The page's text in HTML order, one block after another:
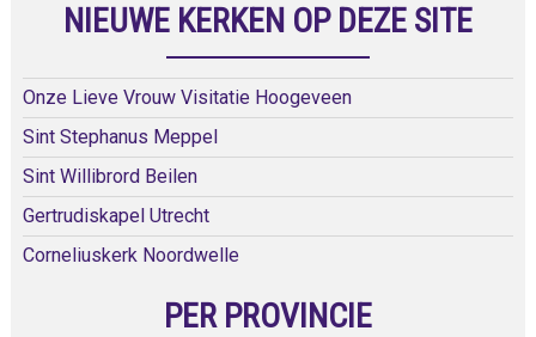
NIEUWE KERKEN OP DEZE SITE
Onze Lieve Vrouw Visitatie Hoogeveen
Sint Stephanus Meppel
Sint Willibrord Beilen
Gertrudiskapel Utrecht
Corneliuskerk Noordwelle
PER PROVINCIE